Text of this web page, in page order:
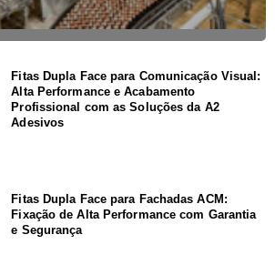
Fitas Dupla Face para Comunicação Visual:
Alta Performance e Acabamento
Profissional com as Soluções da A2
Adesivos
Fitas Dupla Face para Fachadas ACM:
Fixação de Alta Performance com Garantia
e Segurança